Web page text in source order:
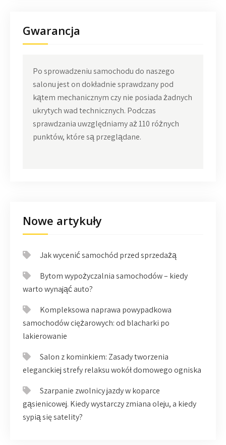
Gwarancja
Po sprowadzeniu samochodu do naszego
salonu jest on dokładnie sprawdzany pod
kątem mechanicznym czy nie posiada żadnych
ukrytych wad technicznych. Podczas
sprawdzania uwzględniamy aż 110 różnych
punktów, które są przeglądane.
Nowe artykuły
Jak wycenić samochód przed sprzedażą
Bytom wypożyczalnia samochodów – kiedy
warto wynająć auto?
Kompleksowa naprawa powypadkowa
samochodów ciężarowych: od blacharki po
lakierowanie
Salon z kominkiem: Zasady tworzenia
eleganckiej strefy relaksu wokół domowego ogniska
Szarpanie zwolnicy jazdy w koparce
gąsienicowej. Kiedy wystarczy zmiana oleju, a kiedy
sypią się satelity?